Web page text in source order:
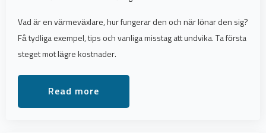
Vad är en värmeväxlare, hur fungerar den och när lönar den sig?
Få tydliga exempel, tips och vanliga misstag att undvika. Ta första
steget mot lägre kostnader.
Read more